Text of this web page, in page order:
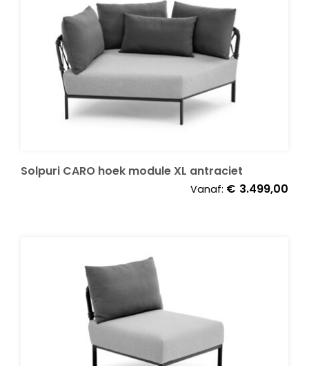
Solpuri CARO hoek module XL antraciet
Vanaf: € 3.499,00